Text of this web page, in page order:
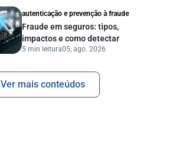
autenticação e prevenção à fraude
Fraude em seguros: tipos,
impactos e como detectar
5 min leitura05, ago. 2026
Ver mais conteúdos